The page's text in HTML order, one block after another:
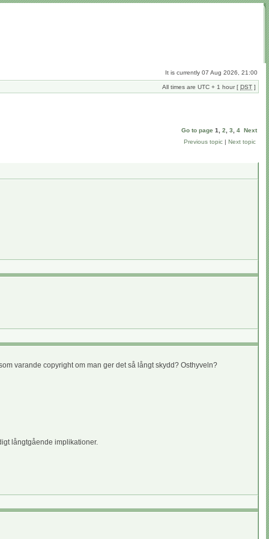
It is currently 07 Aug 2026, 21:00
All times are UTC + 1 hour [ DST ]
Go to page 1 2 3 4 Next
Previous topic | Next topic
varande copyright om man ger det så långt skydd? Osthyveln?
långtgående implikationer.